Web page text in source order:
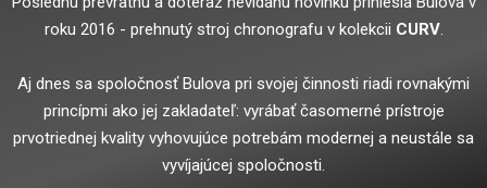
roku 2016 - prehnutý stroj chronografu v kolekcii CURV.
Aj dnes sa spoločnosť Bulova pri svojej činnosti riadi rovnakými
princípmi ako jej zakladateľ: vyrábať časomerné prístroje
prvotriednej kvality vyhovujúce potrebám modernej a neustále sa
vyvíjajúcej spoločnosti.